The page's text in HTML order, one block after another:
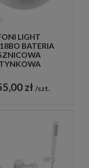
LIGHT
BATERIA
zł szt.